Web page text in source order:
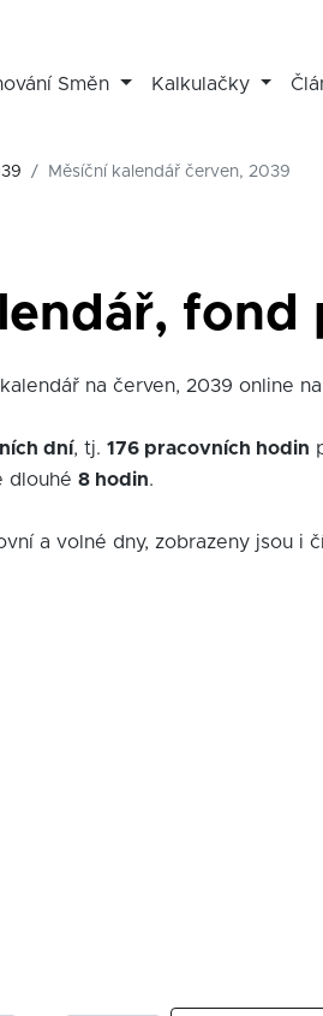
Směn Kalkulačky
Měsíční kalendář červen, 2039
na červen, 2039 online
dní, tj. 176 pracovních hodin
dlouhé 8 hodin.
a volné dny, zobrazeny jsou